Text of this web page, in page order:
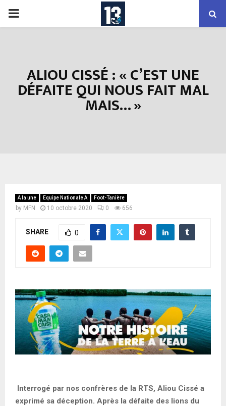
PRIMARY
ALIOU CISSÉ : « C’EST UNE
DÉFAITE QUI NOUS FAIT MAL
MAIS… »
A la une Equipe Nationale A Foot-Tanière
by MFN 10 octobre 2020 0 656
SHARE 0
Interrogé par nos confrères de la RTS, Aliou Cissé a
exprimé sa déception. Après la défaite des lions du